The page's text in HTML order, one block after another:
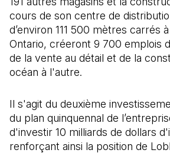
cours de son centre de
d’environ 111 500 mètres carrés
Ontario, créeront 9 700 emplois
de la vente au détail et de la
océan à l'autre.
Il s'agit du deuxième
du plan quinquennal de
d'investir 10 milliards de dollars
renforçant ainsi la position de